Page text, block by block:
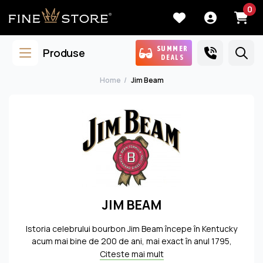
0
Produse
SUMMER
DEALS
Home Jim Beam
JIM BEAM
Istoria celebrului bourbon Jim Beam începe în Kentucky
acum mai bine de 200 de ani, mai exact în anul 1795,
atunci când o familie de imigranţi germani decide să
Citeste mai mult